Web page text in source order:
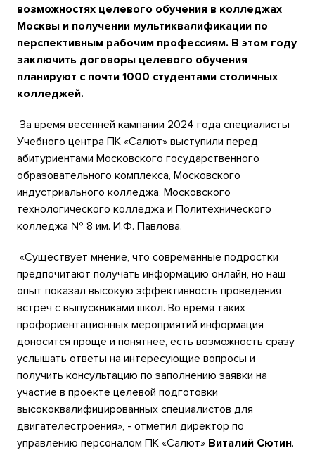
возможностях целевого обучения в колледжах
Москвы и получении мультиквалификации по
перспективным рабочим профессиям. В этом году
заключить договоры целевого обучения
планируют с почти 1000 студентами столичных
колледжей.
За время весенней кампании 2024 года специалисты
Учебного центра ПК «Салют» выступили перед
абитуриентами Московского государственного
образовательного комплекса, Московского
индустриального колледжа, Московского
технологического колледжа и Политехнического
колледжа № 8 им. И.Ф. Павлова.
«Существует мнение, что современные подростки
предпочитают получать информацию онлайн, но наш
опыт показал высокую эффективность проведения
встреч с выпускниками школ. Во время таких
профориентационных мероприятий информация
доносится проще и понятнее, есть возможность сразу
услышать ответы на интересующие вопросы и
получить консультацию по заполнению заявки на
участие в проекте целевой подготовки
высококвалифицированных специалистов для
двигателестроения», - отметил директор по
управлению персоналом ПК «Салют» Виталий Сютин.